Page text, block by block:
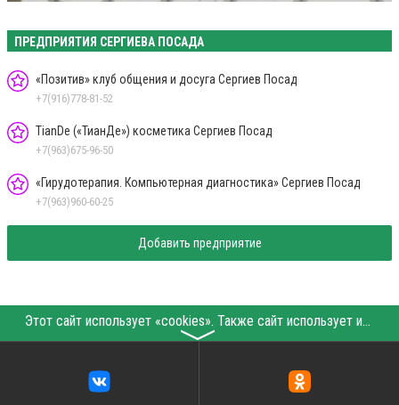
ПРЕДПРИЯТИЯ СЕРГИЕВА ПОСАДА
«Позитив» клуб общения и досуга Сергиев Посад
+7(916)778-81-52
TianDe («ТианДе») косметика Сергиев Посад
+7(963)675-96-50
«Гирудотерапия. Компьютерная диагностика» Сергиев Посад
+7(963)960-60-25
Добавить предприятие
Этот сайт использует «cookies». Также сайт использует интернет-сервис для сбора технических данных касательно посетителей с целью получения маркетинговой и статистической информации. Условия обработки данных посетителей сайта см.
〉